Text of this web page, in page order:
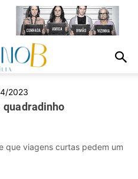
2023
que viagens curtas pedem um